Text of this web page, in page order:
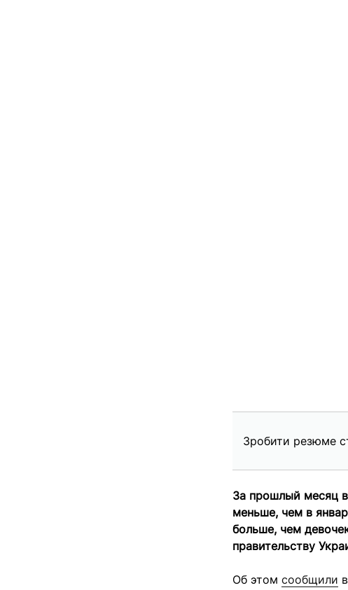
Зробити резюме
За прошлый месяц
меньше, чем в
больше, чем
правительству
Об этом сообщили